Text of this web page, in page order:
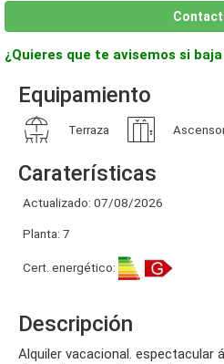
¿Quieres que te avisemos si
Equipamiento
Terraza
Caraterísticas
Actualizado: 07/08/2026
Planta: 7
Cert. energético:
Descripción
alquiler vacacional. espectacular ático - terraza 200 m2 con